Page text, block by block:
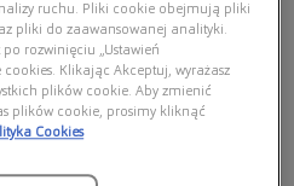
ruchu. Pliki cookie obejmują pliki
pliki do zaawansowanej analityki.
rozwinięciu „Ustawień
Klikając Akceptuj, wyrażasz
plików cookie. Aby zmienić
plików cookie, prosimy kliknąć
Cookies